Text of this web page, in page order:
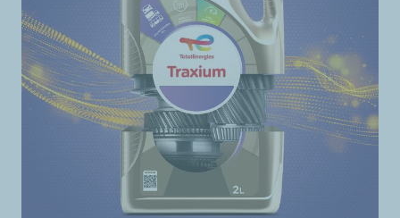
Des huiles plus visqueuses qui favorisent les
processus, tels que la lubrification gazeuse dans les
moteurs plus anciens.
Moins de dispersants, pour être compatibles avec les
filtres à huile d’époque.